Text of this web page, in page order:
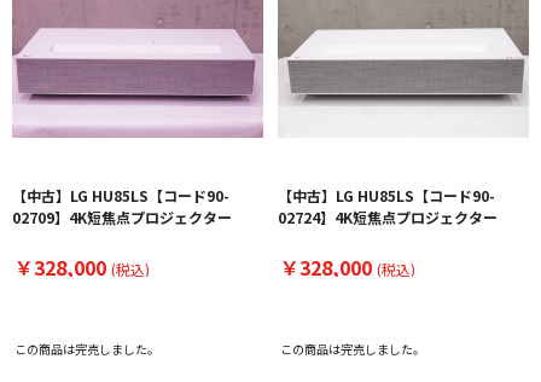
【中古】LG HU85LS【コード90-
02709】4K短焦点プロジェクター
￥328,000 (税込)
この商品は完売しました。
【中古】LG HU85LS【コード90-
02724】4K短焦点プロジェクター
￥328,000 (税込)
この商品は完売しました。